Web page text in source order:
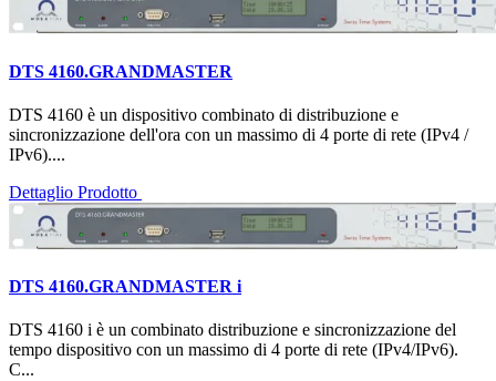
DTS 4160.GRANDMASTER
DTS 4160 è un dispositivo combinato di distribuzione e
sincronizzazione dell'ora con un massimo di 4 porte di rete (IPv4 /
IPv6)....
Dettaglio Prodotto
DTS 4160.GRANDMASTER i
DTS 4160 i è un combinato distribuzione e sincronizzazione del
tempo dispositivo con un massimo di 4 porte di rete (IPv4/IPv6).
C...